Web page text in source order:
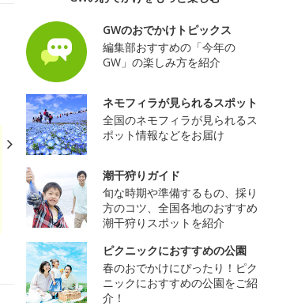
GWのおでかけトピックス
編集部おすすめの「今年の
GW」の楽しみ方を紹介
ネモフィラが見られるスポット
全国のネモフィラが見られるス
ポット情報などをお届け
潮干狩りガイド
旬な時期や準備するもの、採り
方のコツ、全国各地のおすすめ
潮干狩りスポットを紹介
ピクニックにおすすめの公園
春のおでかけにぴったり！ピク
ニックにおすすめの公園をご紹
介！